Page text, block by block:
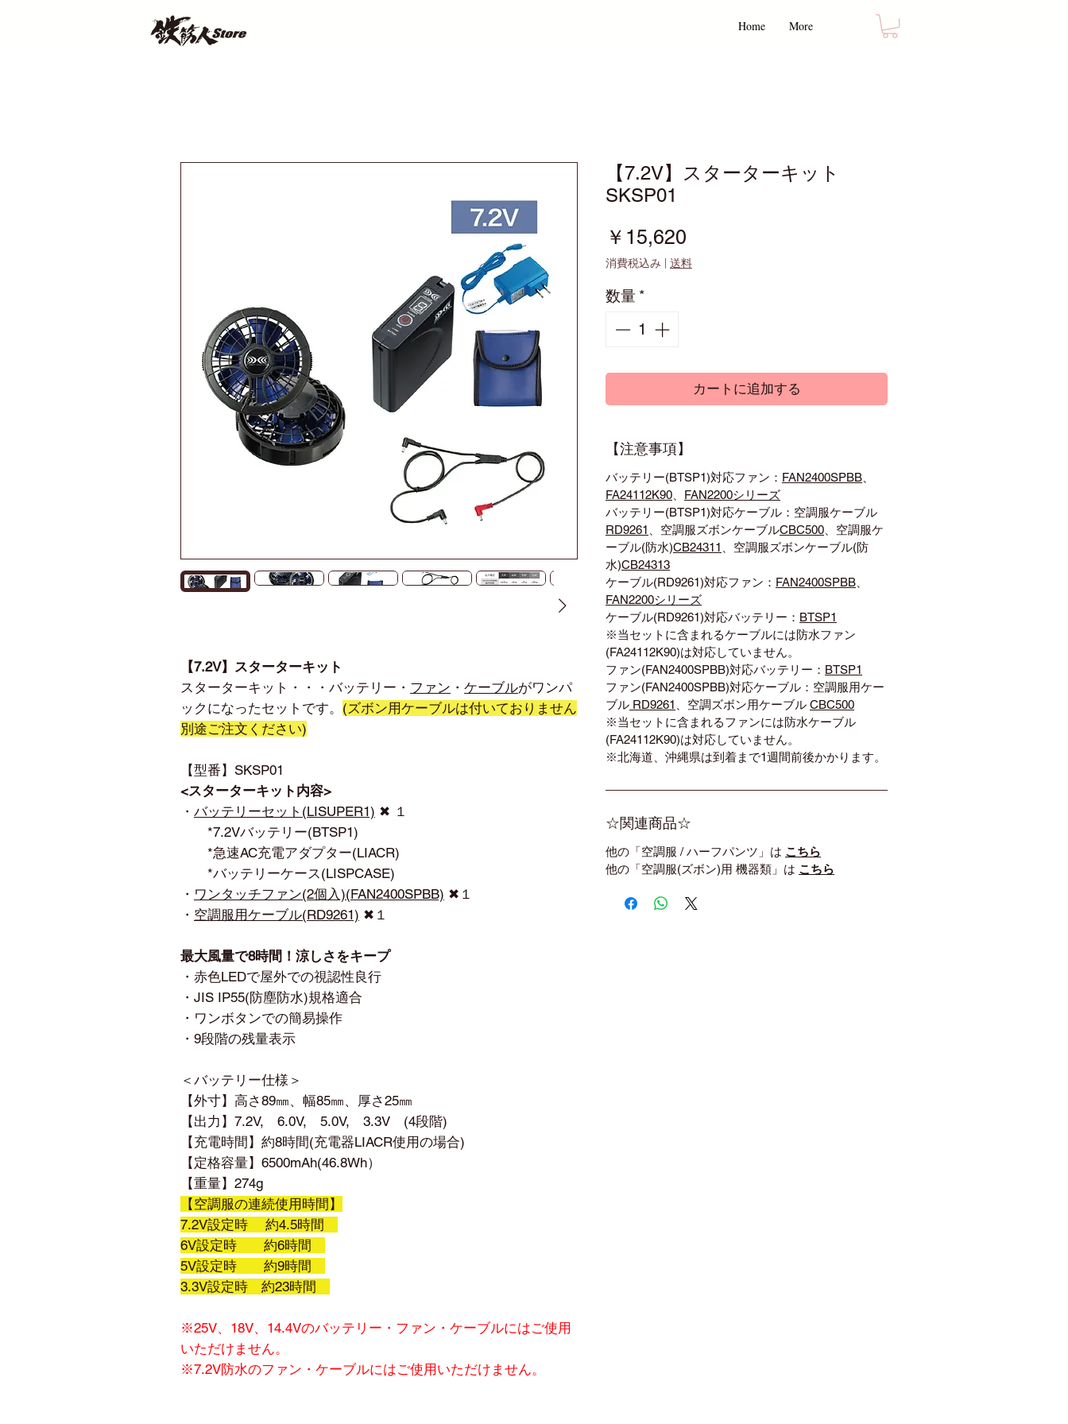
Home More
【7.2V】スターターキット
スターターキット・・・バッテリー・ ファン ・ ケーブルがワンパ
ックになったセットです。 (ズボン用ケーブルは付いておりません
別途ご注文ください)
【型番】SKSP01
<スターターキット内容>
・ バッテリーセット(LISUPER1) ✖ １
*7.2Vバッテリー(BTSP1)
*急速AC充電アダプター(LIACR)
*バッテリーケース(LISPCASE)
・ ワンタッチファン(2個入)(FAN2400SPBB) ✖１
・ 空調服用ケーブル(RD9261) ✖１
最大風量で8時間！涼しさをキープ
・赤色LEDで屋外での視認性良行
・JIS IP55(防塵防水)規格適合
・ワンボタンでの簡易操作
・9段階の残量表示
＜バッテリー仕様＞
【外寸】高さ89㎜、幅85㎜、厚さ25㎜
【出力】7.2V, 6.0V, 5.0V, 3.3V (4段階)
【充電時間】約8時間(充電器LIACR使用の場合)
【定格容量】6500mAh(46.8Wh）
【重量】274g
【空調服の連続使用時間】
7.2V設定時 約4.5時間
6V設定時 約6時間
5V設定時 約9時間
3.3V設定時 約23時間
※25V、18V、14.4Vのバッテリー・ファン・ケーブルにはご使用
いただけません。
※7.2V防水のファン・ケーブルにはご使用いただけません。
【7.2V】スターターキット
SKSP01
￥15,620
格
消費税込み | 送料
数量 *
カートに追加する
【注意事項】
バッテリー(BTSP1)対応ファン： FAN2400SPBB
FA24112K90
FAN2200シリーズ
バッテリー(BTSP1)対応ケーブル：空調服ケーブル
RD9261
、空調服ズボンケーブルCBC500 、空調服ケ
ーブル(防水)CB24311
、空調服ズボンケーブル(防
水)CB24313
ケーブル(RD9261)対応ファン： FAN2400SPBB
FAN2200シリーズ
ケーブル(RD9261)対応バッテリー： BTSP1
※当セットに含まれるケーブルには防水ファン
(FA24112K90)は対応していません。
ファン(FAN2400SPBB)対応バッテリー： BTSP1
ファン(FAN2400SPBB)対応ケーブル：空調服用ケー
ブル RD9261 、空調ズボン用ケーブル CBC500
※当セットに含まれるファンには防水ケーブル
(FA24112K90)は対応していません。
※北海道、沖縄県は到着まで1週間前後かかります。
☆関連商品☆
他の「空調服 / ハーフパンツ」は こちら
他の「空調服(ズボン)用 機器類」は こちら